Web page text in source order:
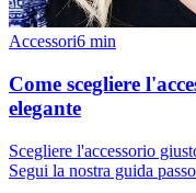
Accessori6 min
Come scegliere
elegante
Scegliere l'accessorio
Segui la nostra guida